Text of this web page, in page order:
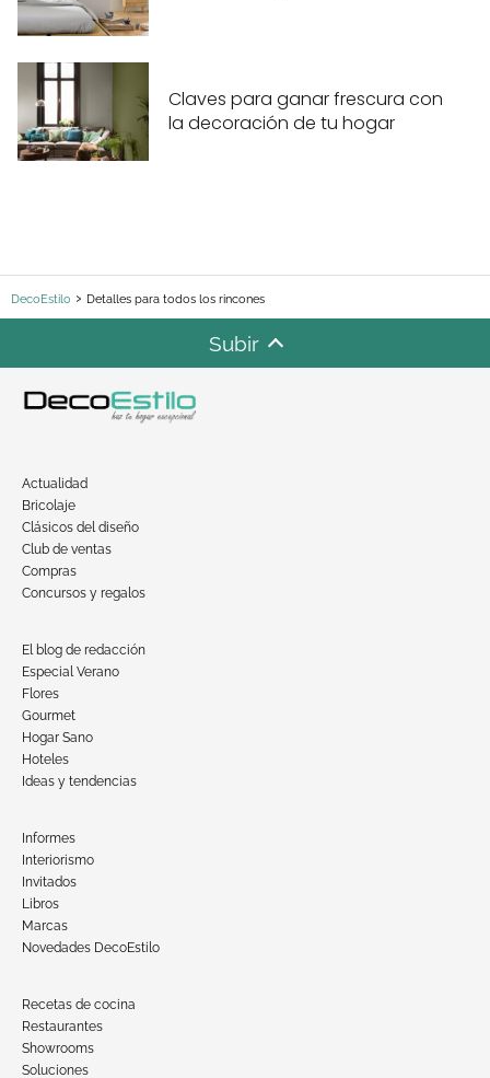
Claves para ganar frescura con
la decoración de tu hogar
DecoEstilo Detalles para todos los rincones
Subir
Actualidad
Bricolaje
Clásicos del diseño
Club de ventas
Compras
Concursos y regalos
El blog de redacción
Especial Verano
Flores
Gourmet
Hogar Sano
Hoteles
Ideas y tendencias
Informes
Interiorismo
Invitados
Libros
Marcas
Novedades DecoEstilo
Recetas de cocina
Restaurantes
Showrooms
Soluciones